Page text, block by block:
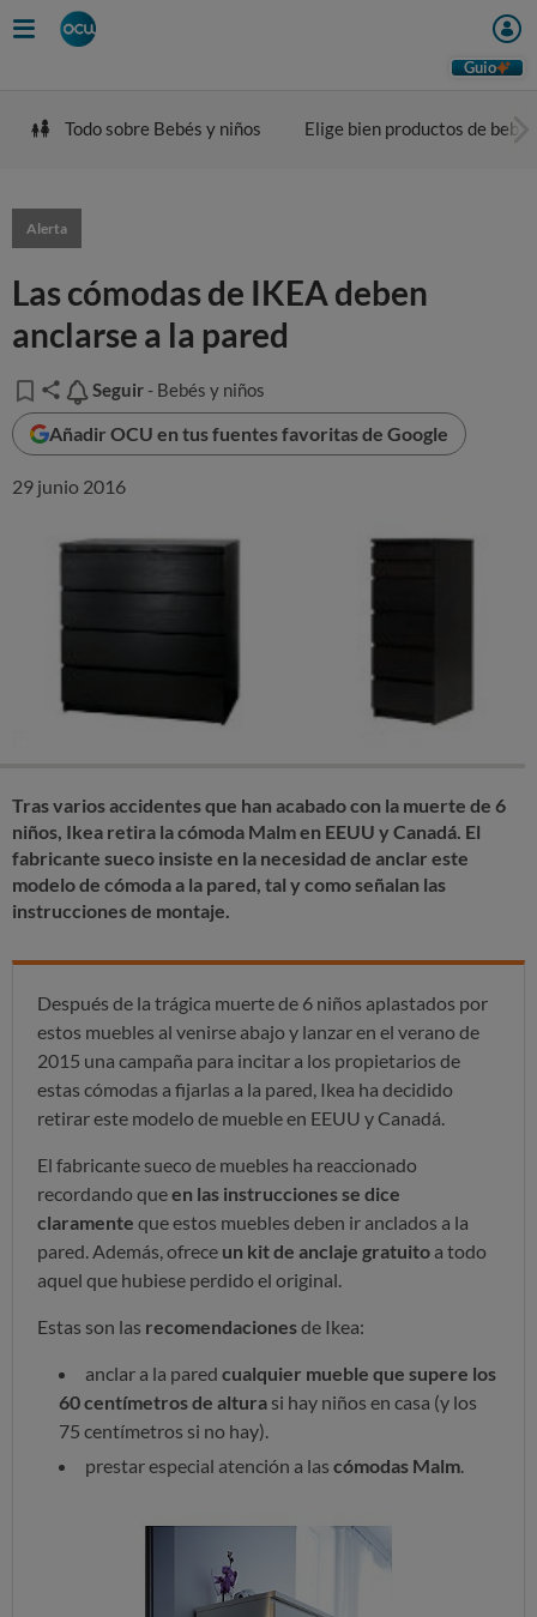
Guio
Todo sobre Bebés y niños Elige bien productos de bebé
Alerta
Las cómodas de IKEA deben
anclarse a la pared
Seguir
Seguir - Bebés y niños
Añadir OCU en tus fuentes favoritas de Google
29 junio 2016
Tras varios accidentes que han acabado con la muerte de 6
niños, Ikea retira la cómoda Malm en EEUU y Canadá. El
fabricante sueco insiste en la necesidad de anclar este
modelo de cómoda a la pared, tal y como señalan las
instrucciones de montaje.
Después de la trágica muerte de 6 niños aplastados por
estos muebles al venirse abajo y lanzar en el verano de
2015 una campaña para incitar a los propietarios de
estas cómodas a fijarlas a la pared, Ikea ha decidido
retirar este modelo de mueble en EEUU y Canadá.
El fabricante sueco de muebles ha reaccionado
recordando queen las instrucciones se dice
claramente que estos muebles deben ir anclados a la
pared. Además, ofrece un kit de anclaje gratuito a todo
aquel que hubiese perdido el original.
Estas son las recomendacionesde Ikea:
anclar a la pared cualquier mueble que supere los
60 centímetros de altura si hay niños en casa (y los
75 centímetros si no hay).
prestar especial atención a las cómodas Malm.